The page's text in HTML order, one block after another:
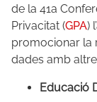
de la 41a
Privacitat (GPA)
promocionar la
dades amb
Educació